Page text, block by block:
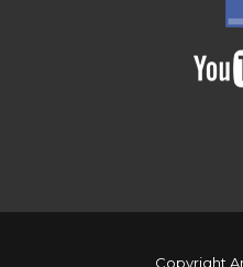
Copyright